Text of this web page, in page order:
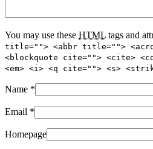
You may use these HTML tags and
title=""> <abbr title="">
<blockquote cite=""> <cite>
<em> <i> <q cite=""> <s>
Name *
Email *
Homepage